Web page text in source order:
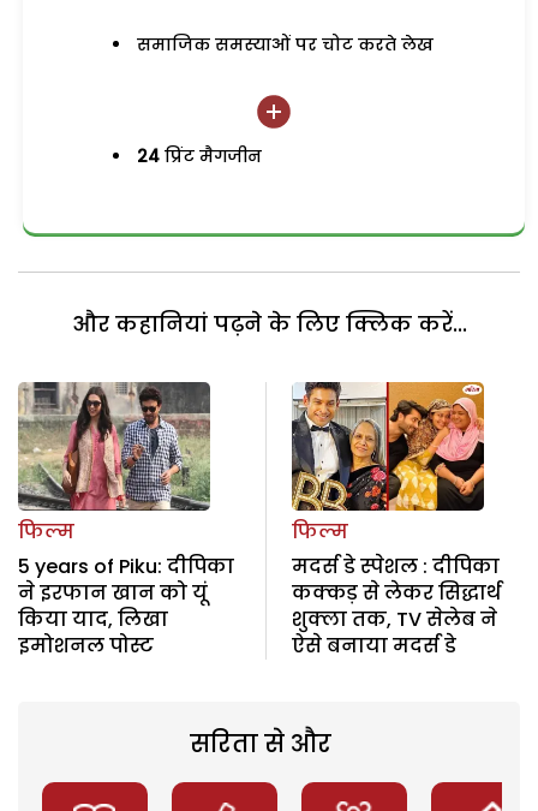
समाजिक समस्याओं पर चोट करते लेख
24 प्रिंट मैगजीन
और कहानियां पढ़ने के लिए क्लिक करें...
फिल्म
5 years of Piku: दीपिका
ने इरफान खान को यूं
किया याद, लिखा
इमोशनल पोस्ट
फिल्म
मदर्स डे स्पेशल : दीपिका
कक्कड़ से लेकर सिद्धार्थ
शुक्ला तक, TV सेलेब ने
ऐसे बनाया मदर्स डे
सरिता से और